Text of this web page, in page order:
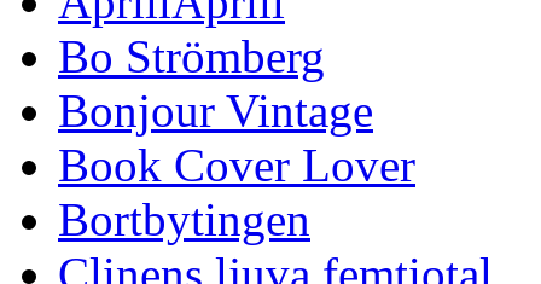
Bo Strömberg
Bonjour Vintage
Book Cover Lover
Bortbytingen
Clinens ljuva femtiotal